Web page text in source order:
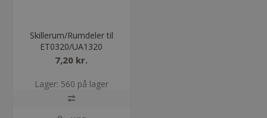
Skillerum/Rumdeler til
ET0320/UA1320
7,20 kr.
Lager: 560 på lager